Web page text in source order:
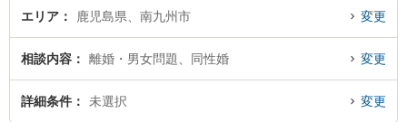
報や弁護士費用、強みなどが注目されています。『南九州市で土日や夜間に発
相談できる南九州市内の弁護士に相談予約したい』などでお困りの相談者さん
におすすめです。
エリア 鹿児島県、南九州市 変更
相談内容 離婚・男女問題、同性婚 変更
詳細条件 未選択 変更